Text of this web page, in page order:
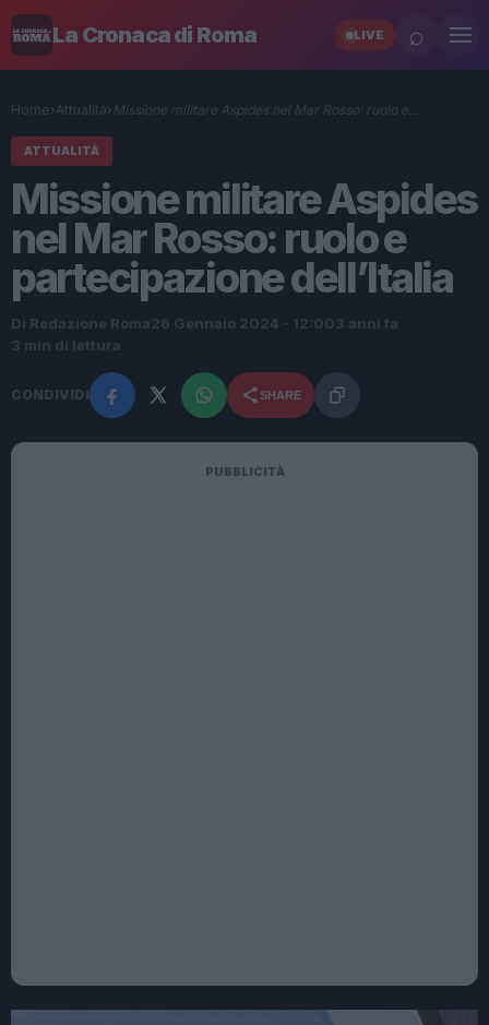
La Cronaca di Roma LIVE ⌕
Home› Attualità› Missione militare Aspides nel Mar Rosso: ruolo e…
ATTUALITÀ
Missione militare Aspides
nel Mar Rosso: ruolo e
partecipazione dell’Italia
Di Redazione Roma26 Gennaio 2024 - 12:00 3 anni fa
3 min di lettura
CONDIVIDI SHARE
PUBBLICITÀ